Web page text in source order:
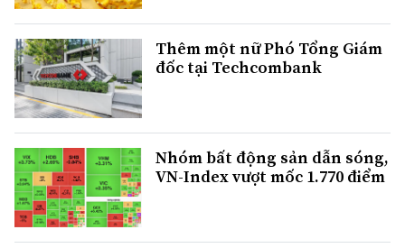
Thêm một nữ Phó Tổng Giám
đốc tại Techcombank
Nhóm bất động sản dẫn sóng,
VN-Index vượt mốc 1.770 điểm